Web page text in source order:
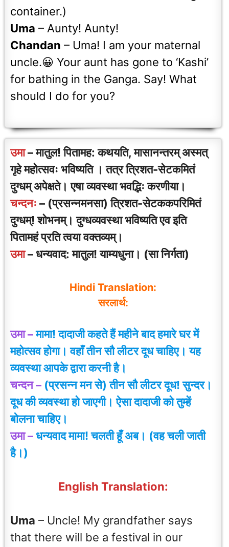
container.)
Uma – Aunty! Aunty!
Chandan – Uma! I am your maternal
uncle.😀 Your aunt has gone to ‘Kashi’
for bathing in the Ganga. Say! What
should I do for you?
उमा– मातुल! पितामह: कथयति, मासानन्तरम् अस्मत्
गृहे महोत्सवः भविष्यति । तत्र त्रिशत-सेटकमितं
दुग्धम् अपेक्षते। एषा व्यवस्था भवद्भिः करणीया।
चन्दनः – (प्रसन्नमनसा) त्रिशत-सेटककपरिमितं
दुग्धम्! शोभनम्। दुग्धव्यवस्था भविष्यति एव इति
पितामहं प्रति त्वया वक्तव्यम्।
उमा– धन्यवाद: मातुल! याम्यधुना। (सा निर्गता)
Hindi Translation:
सरलार्थ:
उमा –मामा! दादाजी कहते हैं महीने बाद हमारे घर में
महोत्सव होगा। वहाँ तीन सौ लीटर दूध चाहिए। यह
व्यवस्था आपके द्वारा करनी है।
चन्दन – (प्रसन्न मन से) तीन सौ लीटर दूध! सुन्दर।
दूध की व्यवस्था हो जाएगी। ऐसा दादाजी को तुम्हें
बोलना चाहिए।
उमा – धन्यवाद मामा! चलती हूँ अब। (वह चली जाती
है।)
English Translation:
Uma – Uncle! My grandfather says
that there will be a festival in our